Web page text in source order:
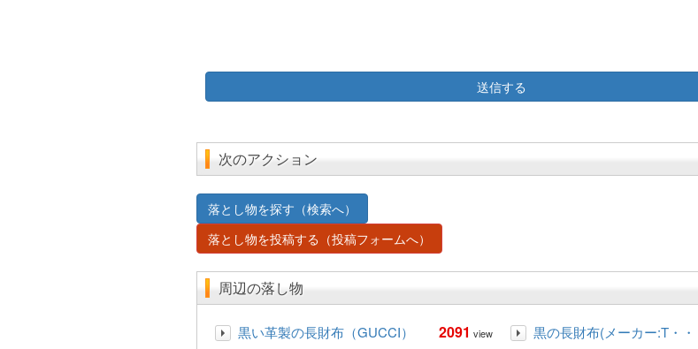
次のアクション
落とし物を探す（検索へ）
落とし物を投稿する（投稿フォームへ）
周辺の落し物
黒い革製の長財布（GUCCI） 2091 view 黒の長財布(メーカー:T・・